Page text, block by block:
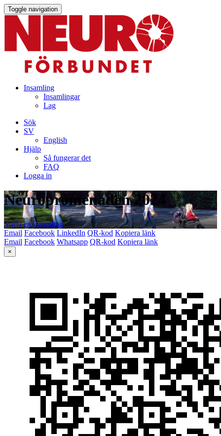
Toggle navigation
Insamling
Insamlingar
Lag
Sök
SV
English
Hjälp
Så fungerar det
FAQ
Logga in
Neuropromenaden 2024
Starta en insamling
Email Facebook LinkedIn QR-kod Kopiera länk
Email Facebook Whatsapp QR-kod Kopiera länk
×